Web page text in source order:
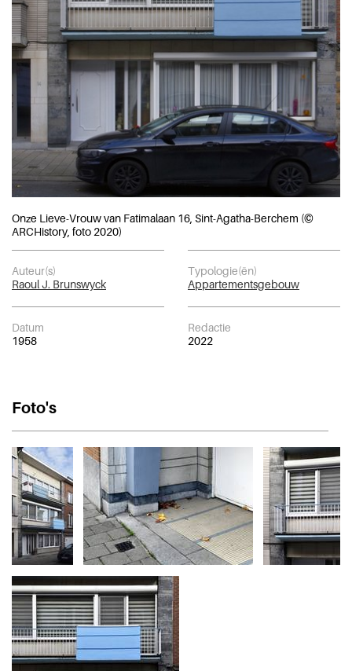
Onze Lieve-Vrouw van Fatimalaan 16, Sint-Agatha-Berchem (©
ARCHistory, foto 2020)
Auteur(s)
Raoul J. Brunswyck
Typologie(ën)
Appartementsgebouw
Datum
1958
Redactie
2022
Foto's